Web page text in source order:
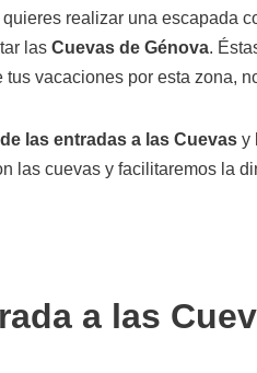
realizar una escapada
las Cuevas de Génova.
vacaciones por esta zona,
las entradas a las Cuevas y
las cuevas y facilitaremos la
a las